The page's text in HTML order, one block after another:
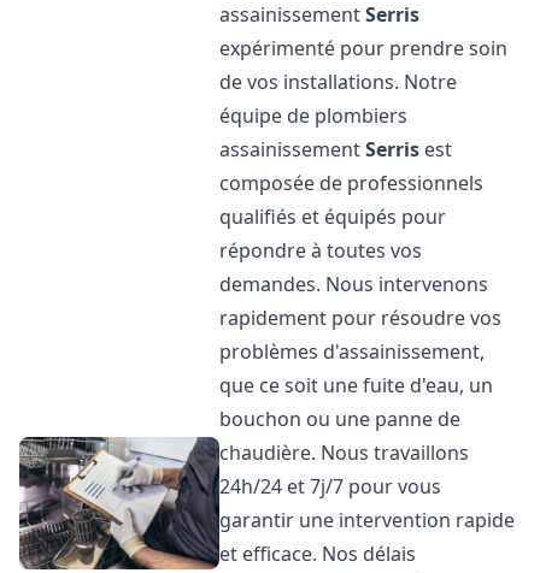
assainissementSerris
expérimenté pour prendre soin
de vos installations. Notre
équipe de plombiers
assainissementSerris est
composée de professionnels
qualifiés et équipés pour
répondre à toutes vos
demandes. Nous intervenons
rapidement pour résoudre vos
problèmes d'assainissement,
que ce soit une fuite d'eau, un
bouchon ou une panne de
chaudière. Nous travaillons
24h/24 et 7j/7 pour vous
garantir une intervention rapide
et efficace. Nos délais